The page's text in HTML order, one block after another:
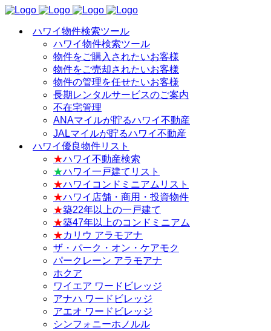
ハワイ物件検索ツール
ハワイ物件検索ツール
物件をご購入されたいお客様
物件をご売却されたいお客様
物件の管理を任せたいお客様
長期レンタルサービスのご案内
不在宅管理
ANAマイルが貯るハワイ不動産
JALマイルが貯るハワイ不動産
ハワイ優良物件リスト
★ハワイ不動産検索
★ハワイ一戸建てリスト
★ハワイコンドミニアムリスト
★ハワイ店舗・商用・投資物件
★築22年以上の一戸建て
★築47年以上のコンドミニアム
★カリウ アラモアナ
ザ・パーク・オン・ケアモク
パークレーン アラモアナ
ホクア
ワイエア ワードビレッジ
アナハ ワードビレッジ
アエオ ワードビレッジ
シンフォニーホノルル